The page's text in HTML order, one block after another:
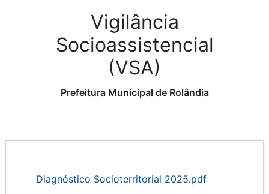
Vigilância
Socioassistencial
(VSA)
Prefeitura Municipal de Rolândia
Diagnóstico Socioterritorial 2025.pdf